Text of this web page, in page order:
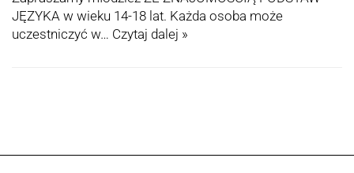
JĘZYKA w wieku 14-18 lat. Każda osoba może
uczestniczyć w… Czytaj dalej »